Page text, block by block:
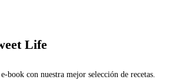
Life
book con nuestra mejor selección de recetas.